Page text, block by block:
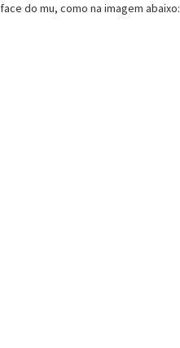
do mu, como na imagem abaixo: